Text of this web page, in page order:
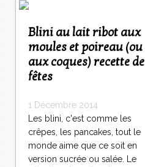
Blini au lait ribot aux
moules et poireau (ou
aux coques) recette de
fêtes
1 Décembre 2014
Les blini, c'est comme les
crêpes, les pancakes, tout le
monde aime que ce soit en
version sucrée ou salée. Le